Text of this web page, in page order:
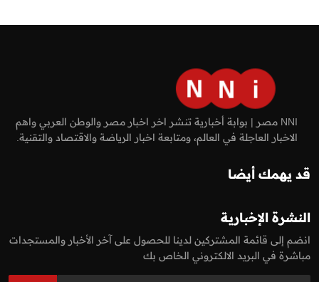
NNI مصر | بوابة أخبارية تنشر اخر اخبار مصر والوطن العربي واهم
الاخبار العاجلة في العالم، ومتابعة اخبار الرياضة والاقتصاد والتقنية.
قد يهمك أيضا
النشرة الإخبارية
انضم إلى قائمة المشتركين لدينا للحصول على آخر الأخبار والمستجدات
مباشرة في البريد الالكتروني الخاص بك